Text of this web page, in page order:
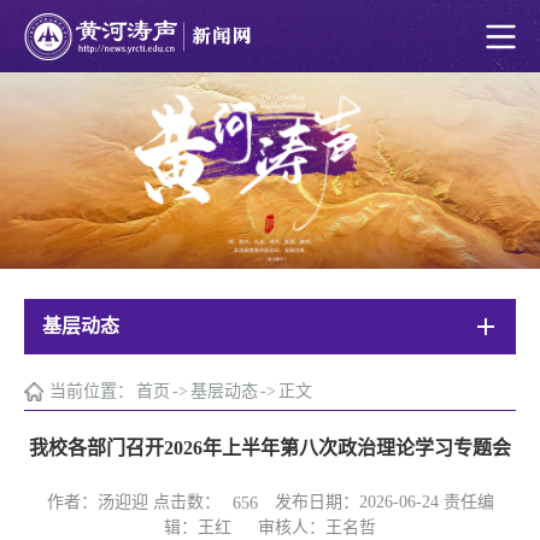
基层动态
当前位置： 首页 -> 基层动态-> 正文
我校各部门召开2026年上半年第八次政治理论学习专题会
作者：汤迎迎 点击数： 656
发布日期：2026-06-24 责任编
辑：王红 审核人：王名哲